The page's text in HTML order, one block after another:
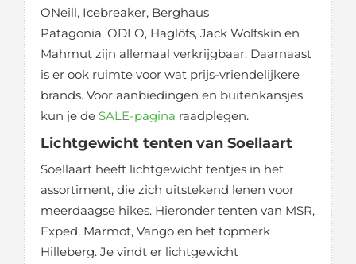
ONeill, Icebreaker, Berghaus
Patagonia, ODLO, Haglöfs, Jack Wolfskin en
Mahmut zijn allemaal verkrijgbaar. Daarnaast
is er ook ruimte voor wat prijs-vriendelijkere
brands. Voor aanbiedingen en buitenkansjes
kun je de SALE-pagina raadplegen.
Lichtgewicht tenten van Soellaart
Soellaart heeft lichtgewicht tentjes in het
assortiment, die zich uitstekend lenen voor
meerdaagse hikes. Hieronder tenten van MSR,
Exped, Marmot, Vango en het topmerk
Hilleberg. Je vindt er lichtgewicht